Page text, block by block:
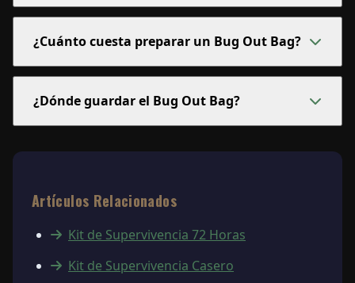
¿Cuánto cuesta preparar un Bug Out Bag?
¿Dónde guardar el Bug Out Bag?
Artículos Relacionados
Kit de Supervivencia 72 Horas
Kit de Supervivencia Casero